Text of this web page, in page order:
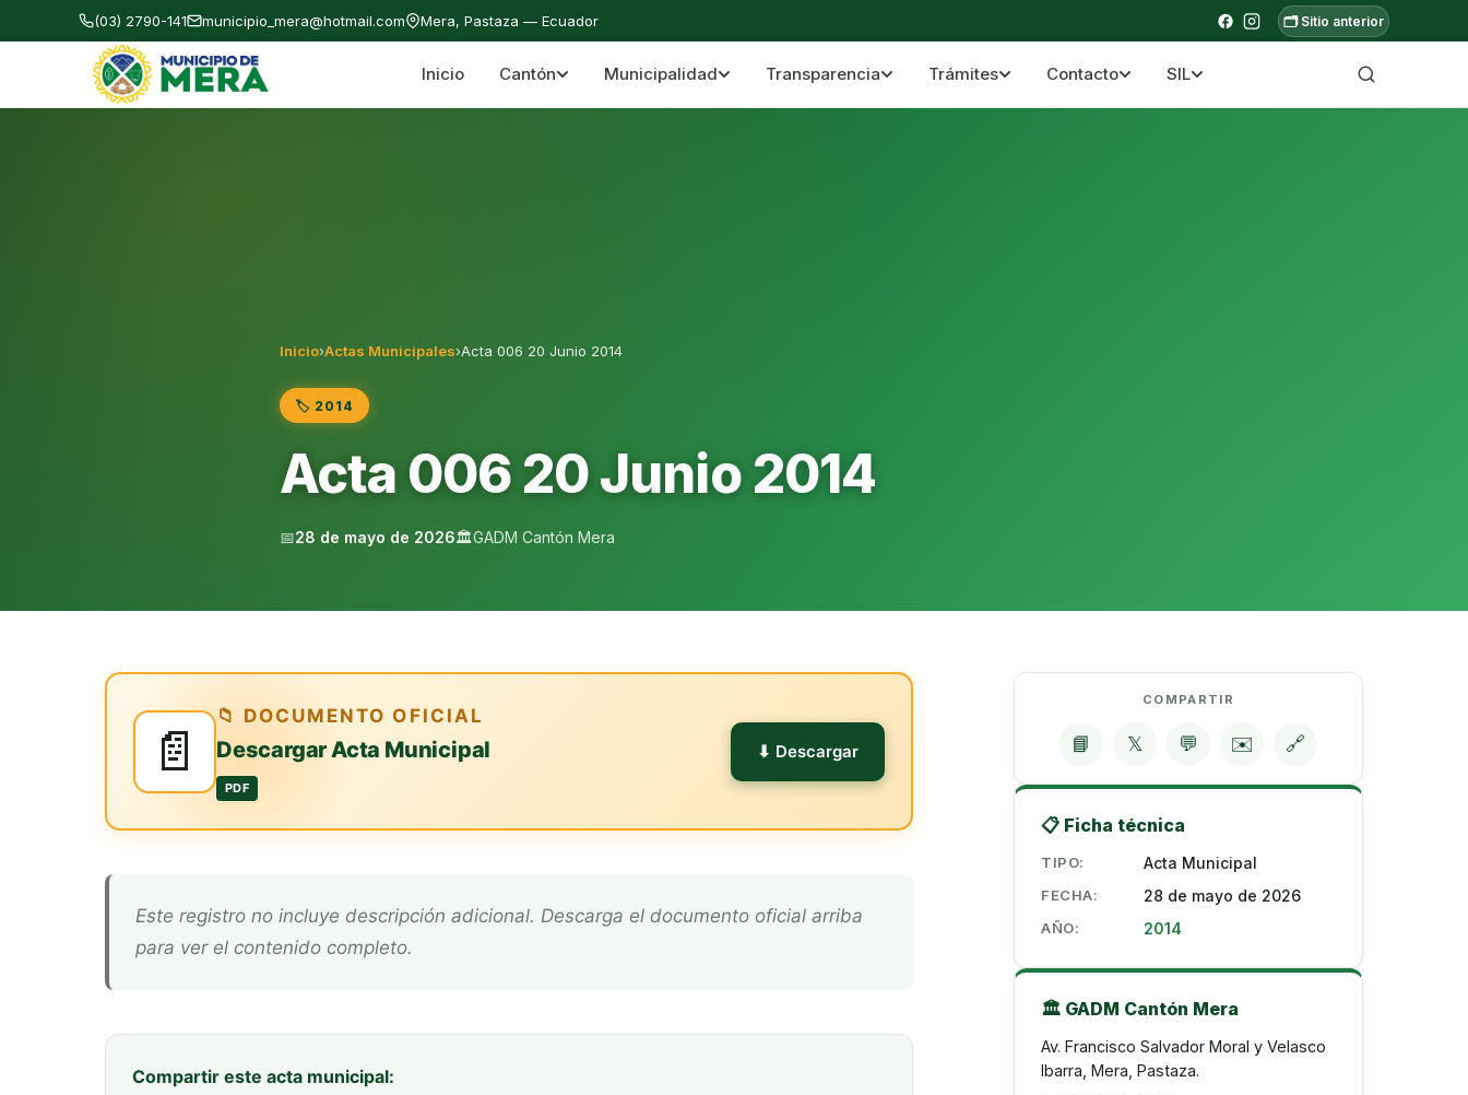
(03) 2790-141 municipio_mera@hotmail.com Mera, Pastaza — Ecuador 🗂️ Sitio anterior
Gobierno Autónomo Descentralizado Municipal del Cantón Mera Cantón Mera · Pastaza · Llanganates y Amazonía ecuatoriana
Inicio Cantón Municipalidad Transparencia Trámites Contacto SIL
Inicio›Actas Municipales›Acta 006 20 Junio 2014
🏷️ 2014
Acta 006 20 Junio 2014
📅28 de mayo de 2026🏛️GADM Cantón Mera
📄
📁 DOCUMENTO OFICIAL
Descargar Acta Municipal
PDF
⬇ Descargar
Este registro no incluye descripción adicional. Descarga el documento oficial arriba
para ver el contenido completo.
Compartir este acta municipal:
COMPARTIR
📘 𝕏 💬 ✉️ 🔗
📋 Ficha técnica
TIPO: Acta Municipal
FECHA: 28 de mayo de 2026
AÑO: 2014
🏛️ GADM Cantón Mera
Av. Francisco Salvador Moral y Velasco
Ibarra, Mera, Pastaza.